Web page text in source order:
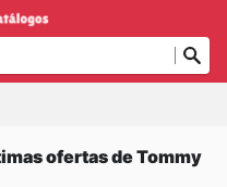
ofertas de Tommy